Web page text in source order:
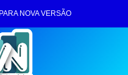
NOVA VERSÃO